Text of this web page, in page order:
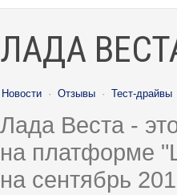
ЛАДА
Новости · Отзывы · Тест-драйвы
Лада Веста -
на платформе
на сентябрь